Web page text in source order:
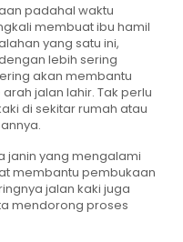
padahal waktu
membuat ibu hamil
yang satu ini,
lebih sering
akan membantu
jalan lahir. Tak perlu
di sekitar rumah atau
janin yang mengalami
membantu pembukaan
jalan kaki juga
mendorong proses